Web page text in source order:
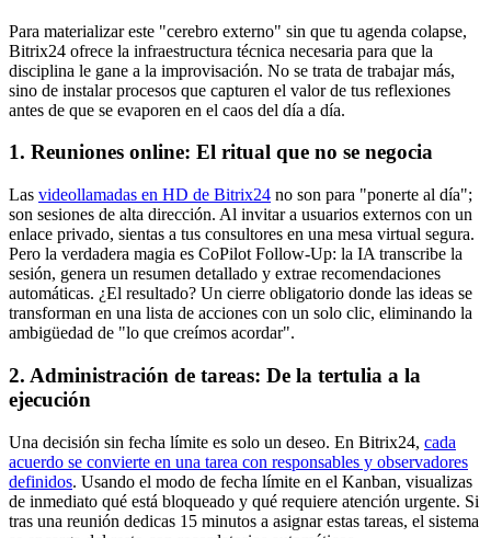
Para materializar este "cerebro externo" sin que tu agenda colapse,
Bitrix24 ofrece la infraestructura técnica necesaria para que la
disciplina le gane a la improvisación. No se trata de trabajar más,
sino de instalar procesos que capturen el valor de tus reflexiones
antes de que se evaporen en el caos del día a día.
1. Reuniones online: El ritual que no se negocia
Las videollamadas en HD de Bitrix24 no son para "ponerte al día";
son sesiones de alta dirección. Al invitar a usuarios externos con un
enlace privado, sientas a tus consultores en una mesa virtual segura.
Pero la verdadera magia es CoPilot Follow-Up: la IA transcribe la
sesión, genera un resumen detallado y extrae recomendaciones
automáticas. ¿El resultado? Un cierre obligatorio donde las ideas se
transforman en una lista de acciones con un solo clic, eliminando la
ambigüedad de "lo que creímos acordar".
2. Administración de tareas: De la tertulia a la
ejecución
Una decisión sin fecha límite es solo un deseo. En Bitrix24, cada
acuerdo se convierte en una tarea con responsables y observadores
definidos. Usando el modo de fecha límite en el Kanban, visualizas
de inmediato qué está bloqueado y qué requiere atención urgente. Si
tras una reunión dedicas 15 minutos a asignar estas tareas, el sistema